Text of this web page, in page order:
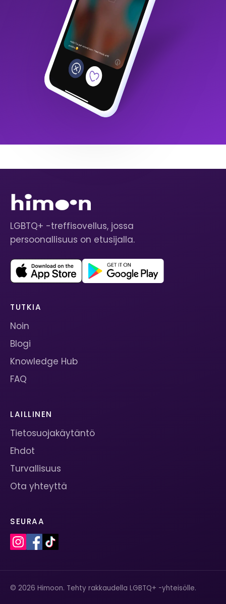
LGBTQ+ -treffisovellus, jossa
persoonallisuus on etusijalla.
TUTKIA
Noin
Blogi
Knowledge Hub
FAQ
LAILLINEN
Tietosuojakäytäntö
Ehdot
Turvallisuus
Ota yhteyttä
SEURAA
© 2026 Himoon. Tehty rakkaudella LGBTQ+ -yhteisölle.